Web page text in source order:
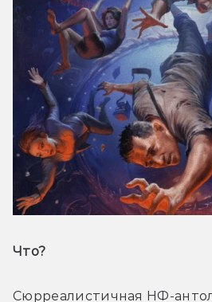
Что?
Сюрреалистичная НФ-